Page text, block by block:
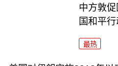
中方敦
国和平
最热